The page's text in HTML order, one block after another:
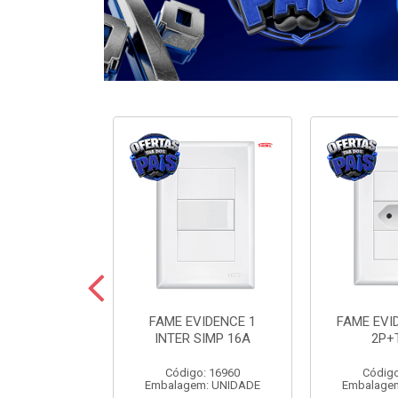
FAME EVIDENCE 1
INTER SIMP 16A
Código: 16960
Embalagem: UNIDADE
FAME